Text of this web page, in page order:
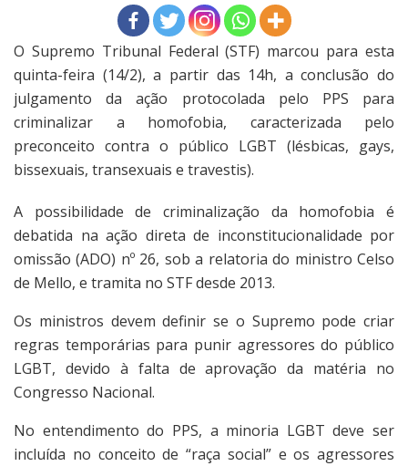
O Supremo Tribunal Federal (STF) marcou para esta
quinta-feira (14/2), a partir das 14h, a conclusão do
julgamento da ação protocolada pelo PPS para
criminalizar a homofobia, caracterizada pelo
preconceito contra o público LGBT (lésbicas, gays,
bissexuais, transexuais e travestis).
A possibilidade de criminalização da homofobia é
debatida na ação direta de inconstitucionalidade por
omissão (ADO) nº 26, sob a relatoria do ministro Celso
de Mello, e tramita no STF desde 2013.
Os ministros devem definir se o Supremo pode criar
regras temporárias para punir agressores do público
LGBT, devido à falta de aprovação da matéria no
Congresso Nacional.
No entendimento do PPS, a minoria LGBT deve ser
incluída no conceito de “raça social” e os agressores